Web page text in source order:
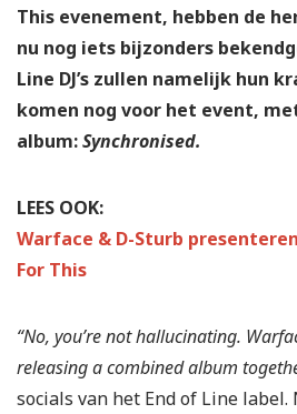
This evenement, hebben de
nu nog iets bijzonders
Line DJ’s zullen namelijk hun
komen nog voor het event,
album:Synchronised.
LEES OOK:
Warface & D-Sturb
For This
“No, you’re not hallucinating.
releasing a combined album
socials van het End of Line label.